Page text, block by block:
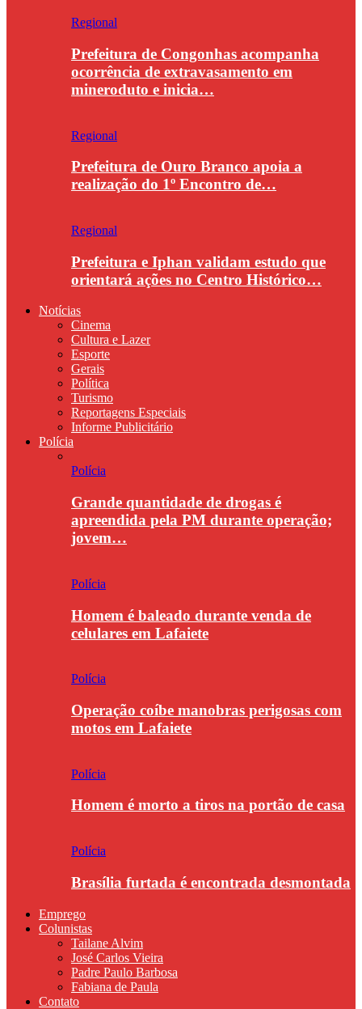
Regional
Prefeitura de Congonhas acompanha
ocorrência de extravasamento em
mineroduto e inicia…
Regional
Prefeitura de Ouro Branco apoia a
realização do 1º Encontro de…
Regional
Prefeitura e Iphan validam estudo que
orientará ações no Centro Histórico…
Notícias
Cinema
Cultura e Lazer
Esporte
Gerais
Política
Turismo
Reportagens Especiais
Informe Publicitário
Polícia
Polícia
Grande quantidade de drogas é
apreendida pela PM durante operação;
jovem…
Polícia
Homem é baleado durante venda de
celulares em Lafaiete
Polícia
Operação coíbe manobras perigosas com
motos em Lafaiete
Polícia
Homem é morto a tiros na portão de casa
Polícia
Brasília furtada é encontrada desmontada
Emprego
Colunistas
Tailane Alvim
José Carlos Vieira
Padre Paulo Barbosa
Fabiana de Paula
Contato